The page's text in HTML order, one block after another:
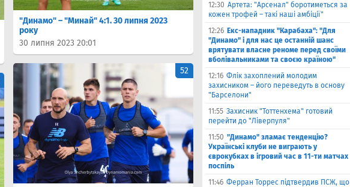
"Динамо" – "Минай" 4:1. 30 липня 2023
року
30 липня 2023 20:01
52
12:30 Артета: "Арсенал" боротиметься за
кожен трофей – такі наші амбіції"
12:26 Екс-нападник "Карабаха": "Для
"Динамо" і для нас це останній шанс
врятувати власне реноме перед своїми
вболівальниками та своєю країною"
12:16 Флік захоплений молодим
захисником – його переведуть в основу
"Барселони"
11:55 Захисник "Тоттенхема" готовий
перейти до "Ліверпуля"
11:50 "Динамо" зламає тенденцію?
Українські клуби не виграють у
єврокубках в ігровий час в 11-ти матчах
поспіль
11:46 Ферран Торрес підтвердив ПСЖ, що